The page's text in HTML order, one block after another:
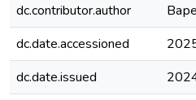
dc.contributor.author
dc.date.accessioned
dc.date.issued